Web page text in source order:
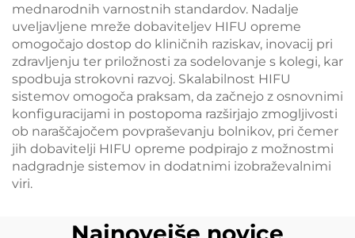
mednarodnih varnostnih standardov. Nadalje
uveljavljene mreže dobaviteljev HIFU opreme
omogočajo dostop do kliničnih raziskav, inovacij pri
zdravljenju ter priložnosti za sodelovanje s kolegi, kar
spodbuja strokovni razvoj. Skalabilnost HIFU
sistemov omogoča praksam, da začnejo z osnovnimi
konfiguracijami in postopoma razširjajo zmogljivosti
ob naraščajočem povpraševanju bolnikov, pri čemer
jih dobavitelji HIFU opreme podpirajo z možnostmi
nadgradnje sistemov in dodatnimi izobraževalnimi
viri.